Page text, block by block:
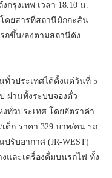
กรุงเทพ เวลา 18.10 น.
ดยสารที่สถานีมักกะสัน
ถขึ้น/ลงตามสถานีดัง
ทั่วประเทศได้ตั้งแต่วันที่ 5
ผ่านทั้งระบบจองตั๋ว
ทั่วประเทศ โดยอัตราค่า
ด็ก ราคา 329 บาท/คน รถ
รับอากาศ (JR-WEST)
และเครื่องดื่มบนรถไฟ ทั้ง